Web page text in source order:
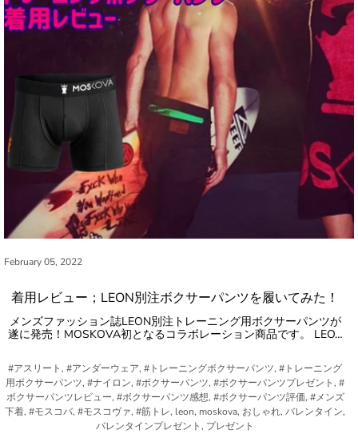
February 05, 2022
着用レビュー；LEON別注ボクサーパンツを履いてみた！
メンズファッション誌LEON別注トレーニング用ボクサーパンツが
遂に発売！MOSKOVA初となるコラボレーション商品です。 LEO…
#アスリート, #アンダーウェア, #トレーニングボクサーパンツ, #トレーニング
用ボクサーパンツ, #ナイロン, #ボクサーパンツ, #ボクサーパンツプレゼント, #
ボクサーパンツレビュー, #ボクサーパンツ感想, #ボクサーパンツ評価, #メンズ
下着, #モスコバ, #モスコヴァ, #筋トレ, leon, moskova, おしゃれ, バレンタイン,
バレンタインプレゼント, プレゼント